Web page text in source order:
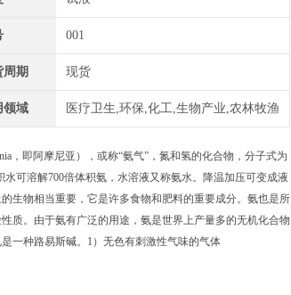
001
周期 现货
领域 医疗卫生,环保,化工,生物产业,农林牧渔
，即阿摩尼亚），或称“氨气”，氮和氢的化合物，分子式为
可溶解700倍体积氨，水溶液又称氨水。降温加压可变成液
生物相当重要，它是许多食物和肥料的重要成分。氨也是所
质。由于氨有广泛的用途，氨是世界上产量多的无机化合物
一种路易斯碱。1）无色有刺激性气味的气体